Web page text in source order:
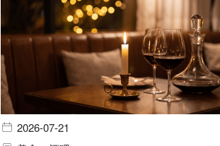
2026-07-21